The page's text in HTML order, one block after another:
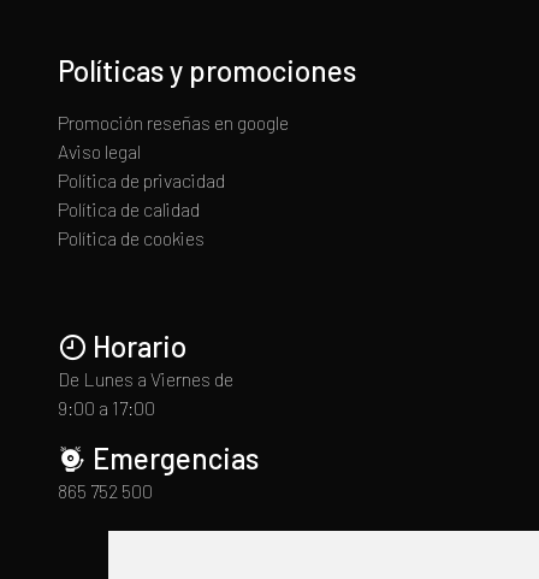
Políticas y promociones
Promoción reseñas en google
Aviso legal
Política de privacidad
Política de calidad
Política de cookies
Horario
De Lunes a Viernes de
9:00 a 17:00
Emergencias
865 752 500